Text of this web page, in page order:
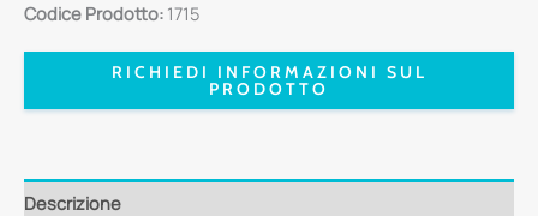
Codice Prodotto: 1715
RICHIEDI INFORMAZIONI SUL
PRODOTTO
Descrizione